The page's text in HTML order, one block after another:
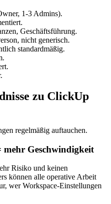
1-3 Admins).
Geschäftsführung.
nicht generisch.
standardmäßig.
zu ClickUp
regelmäßig auftauchen.
Geschwindigkeit
Risiko und keinen
können alle operative Arbeit
wer Workspace-Einstellungen